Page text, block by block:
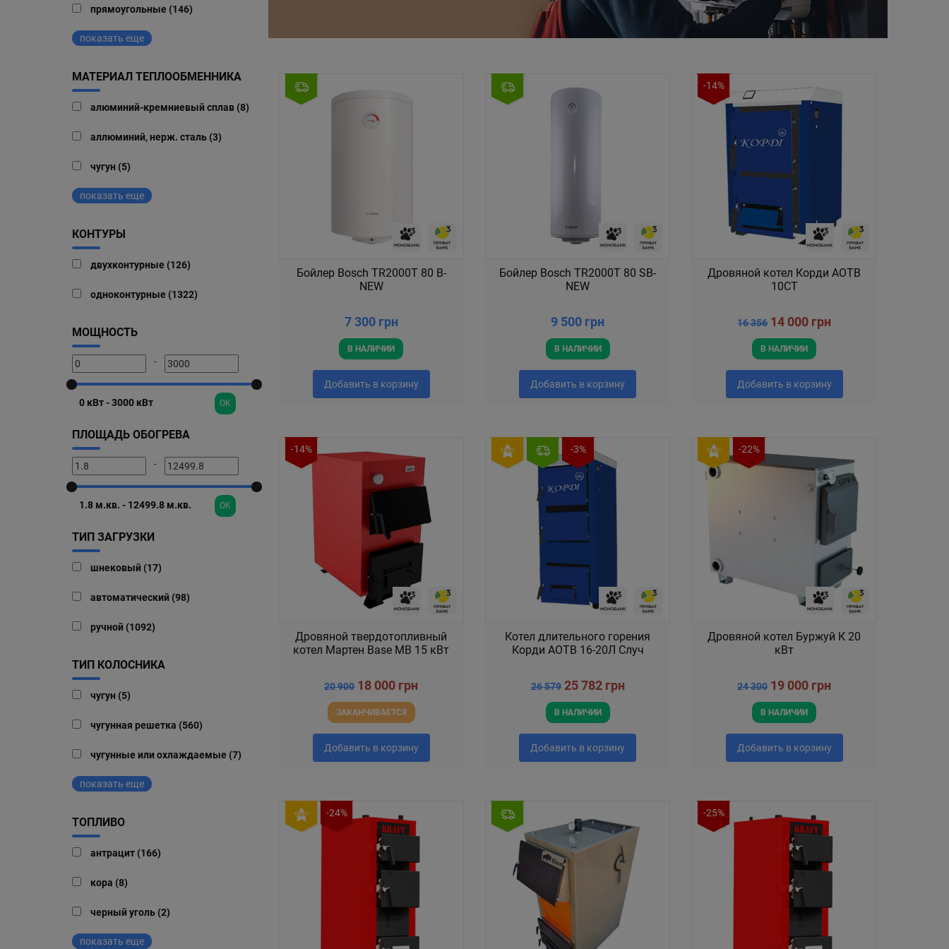
прямоугольные (146)
показать еще
МАТЕРИАЛ ТЕПЛООБМЕННИКА
алюминий-кремниевый сплав (8)
аллюминий, нерж. сталь (3)
чугун (5)
показать еще
КОНТУРЫ
двухконтурные (126)
одноконтурные (1322)
МОЩНОСТЬ
-
OK
ПЛОЩАДЬ ОБОГРЕВА
-
OK
ТИП ЗАГРУЗКИ
шнековый (17)
автоматический (98)
ручной (1092)
ТИП КОЛОСНИКА
чугун (5)
чугунная решетка (560)
чугунные или охлаждаемые (7)
показать еще
ТОПЛИВО
антрацит (166)
кора (8)
черный уголь (2)
показать еще
Бойлер Bosch TR2000T 80 B-
NEW
7 300 грн
В НАЛИЧИИ
Добавить в корзину
Бойлер Bosch TR2000T 80 SB-
NEW
9 500 грн
В НАЛИЧИИ
Добавить в корзину
-14%
Дровяной котел Корди АОТВ
10СТ
16 356 14 000 грн
В НАЛИЧИИ
Добавить в корзину
-14%
Дровяной твердотопливный
котел Мартен Base MB 15 кВт
20 900 18 000 грн
ЗАКАНЧИВАЕТСЯ
Добавить в корзину
-3%
Котел длительного горения
Корди АОТВ 16-20Л Случ
26 579 25 782 грн
В НАЛИЧИИ
Добавить в корзину
-22%
Дровяной котел Буржуй К 20
кВт
24 300 19 000 грн
В НАЛИЧИИ
Добавить в корзину
-24% -25%